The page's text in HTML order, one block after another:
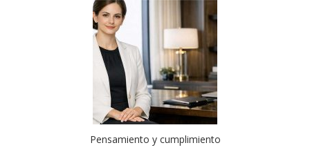
Pensamiento y cumplimiento